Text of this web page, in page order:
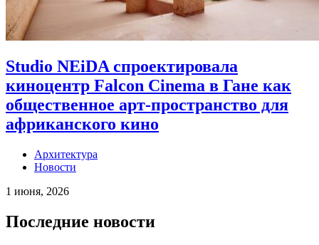
Studio NEiDA спроектировала
киноцентр Falcon Cinema в Гане как
общественное арт-пространство для
африканского кино
Архитектура
Новости
1 июня, 2026
Последние новости